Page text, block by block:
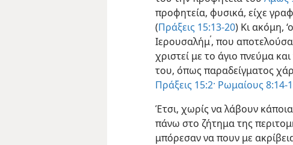
προφητεία, φυσικά, είχε
(Πράξεις 15:13-20) Κι ακόμη,
Ιερουσαλήμ’, που
χριστεί με το άγιο πνεύμα
του, όπως παραδείγματος
Πράξεις 15:2· Ρωμαίους 8:14-
Έτσι, χωρίς να λάβουν
πάνω στο ζήτημα της
μπόρεσαν να πουν με